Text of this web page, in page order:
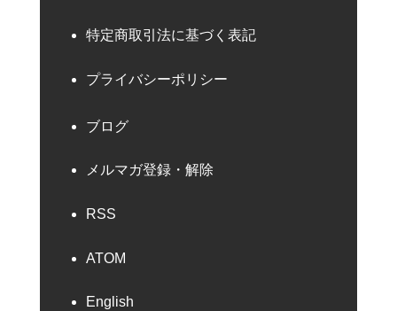
特定商取引法に基づく表記
プライバシーポリシー
ブログ
メルマガ登録・解除
RSS
ATOM
English